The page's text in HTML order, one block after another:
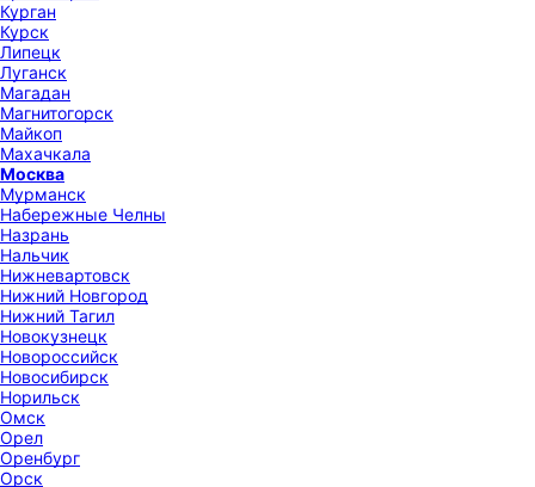
Курган
Курск
Липецк
Луганск
Магадан
Магнитогорск
Майкоп
Махачкала
Москва
Мурманск
Набережные Челны
Назрань
Нальчик
Нижневартовск
Нижний Новгород
Нижний Тагил
Новокузнецк
Новороссийск
Новосибирск
Норильск
Омск
Орел
Оренбург
Орск